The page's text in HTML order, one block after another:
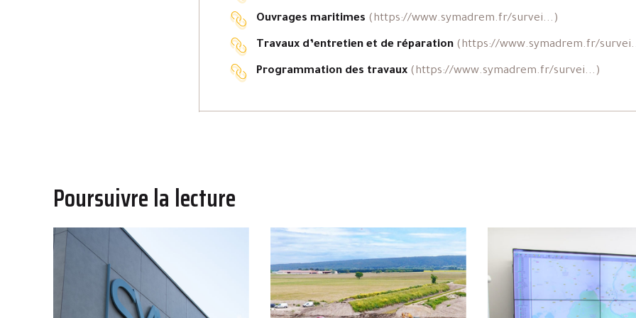
Ouvrages maritimes (https://www.symadrem.fr/survei...)
Travaux d’entretien et de réparation (https://www.symadrem.fr/
Programmation des travaux (https://www.symadrem.fr/survei...)
Poursuivre la lecture